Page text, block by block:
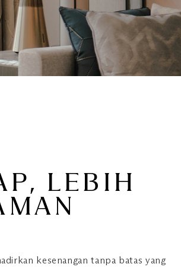
LEBIH
kesenangan tanpa batas yang